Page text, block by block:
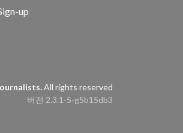
up
All rights reserved
버전 2.3.1-5-g5b15db3